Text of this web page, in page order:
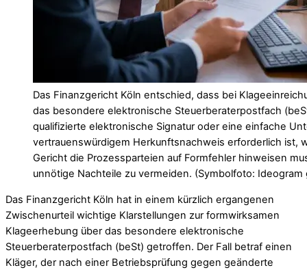
Das Finanzgericht Köln entschied, dass bei
das besondere elektronische Steuerberaterpostfach
qualifizierte elektronische Signatur oder eine einfache
vertrauenswürdigem Herkunftsnachweis erforderlich ist,
Gericht die Prozessparteien auf Formfehler hinweisen
unnötige Nachteile zu vermeiden. (Symbolfoto: Ideogram
Das Finanzgericht Köln hat in einem kürzlich ergangenen
Zwischenurteil wichtige Klarstellungen zur formwirksamen
Klageerhebung über das besondere elektronische
Steuerberaterpostfach (beSt) getroffen. Der Fall betraf einen
Kläger, der nach einer Betriebsprüfung gegen geänderte